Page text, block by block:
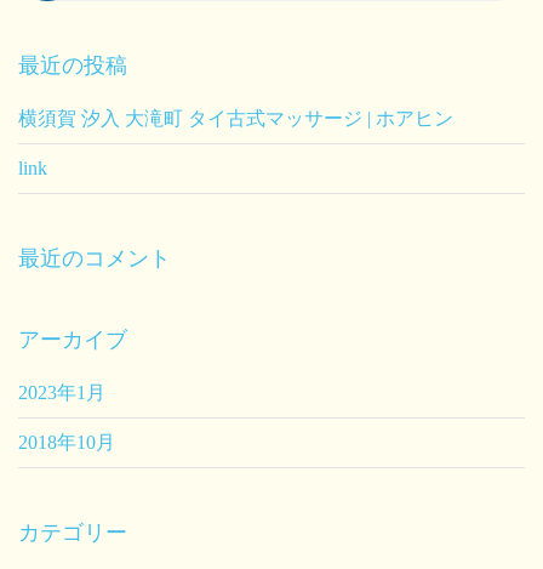
最近の投稿
横須賀 汐入 大滝町 タイ古式マッサージ | ホアヒン
link
最近のコメント
アーカイブ
2023年1月
2018年10月
カテゴリー